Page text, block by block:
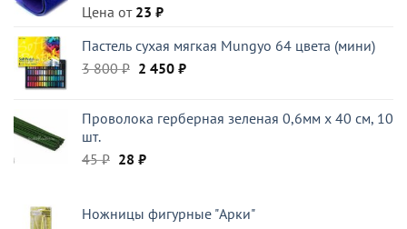
Цена от 23 ₽
Пастель сухая мягкая Mungyo 64 цвета (мини)
3 800₽ Первоначальная
3
2 450 ₽Текущая
450 ₽.
Проволока герберная зеленая 0,6мм x 40 см, 10
шт.
45₽ Первоначальная
45 ₽.
28 ₽Текущая
Ножницы фигурные "Арки"